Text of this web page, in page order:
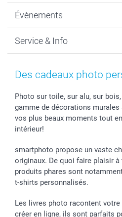
MyNameBook
Développement photo & Tirage
Cadres photo & accessoires déco
Stickers & Etiquettes
Chèque Cadeau
Durabilité
Gestion des cookies
Mentions Légales
Affiliation
Investor Relations
B2B smartbusiness
Évènements
Nouvel An
Fête des Mères
Confirmation ou communion
Mariage
Fête d'anniversaire
Tous les évènements
Service & Info
Tarifs et frais de livraison
Livraison en 48 heures
Modes de Paiement
Identifiez-vous
Statut de ma commande
smarfriends
smartgarantie
smartbonus
Des cadeaux photo
Photo sur toile, sur alu, sur
gamme de décorations murales
vos plus beaux moments tout
intérieur!
smartphoto propose un vaste
originaux. De quoi faire plaisir
produits phares sont
t-shirts personnalisés.
Les livres photo racontent
créer en ligne, ils sont parfaits